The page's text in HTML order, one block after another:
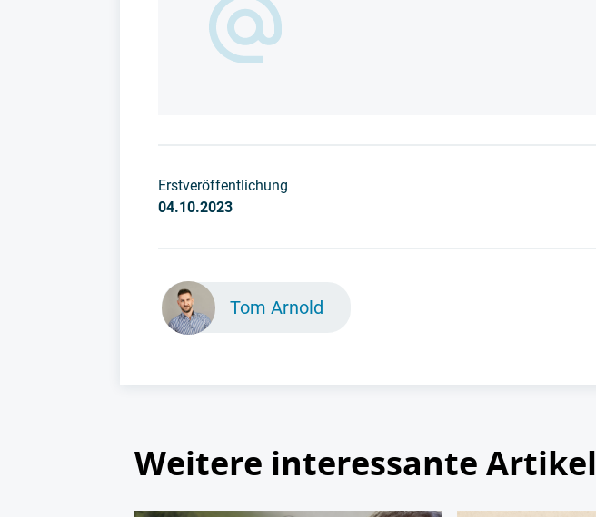
Erstveröffentlichung
04.10.2023
Tom Arnold
Weitere interessante Artikel